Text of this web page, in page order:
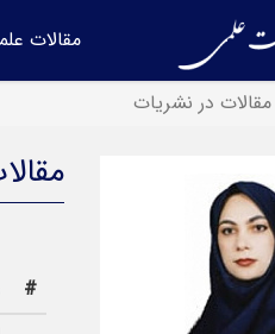
مقالات
مقالات در نشریات
#